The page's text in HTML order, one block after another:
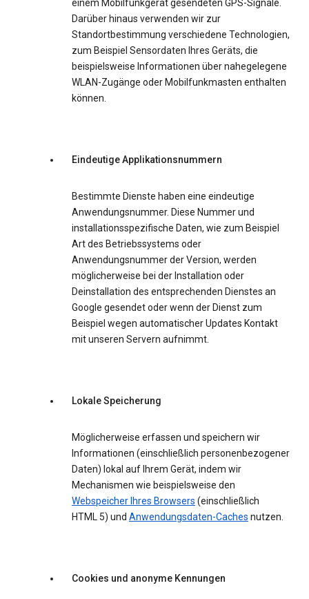
einem Mobilfunkgerät gesendeten GPS-Signale.
Darüber hinaus verwenden wir zur
Standortbestimmung verschiedene Technologien,
zum Beispiel Sensordaten Ihres Geräts, die
beispielsweise Informationen über nahegelegene
WLAN-Zugänge oder Mobilfunkmasten enthalten
können.
Eindeutige Applikationsnummern
Bestimmte Dienste haben eine eindeutige
Anwendungsnummer. Diese Nummer und
installationsspezifische Daten, wie zum Beispiel
Art des Betriebssystems oder
Anwendungsnummer der Version, werden
möglicherweise bei der Installation oder
Deinstallation des entsprechenden Dienstes an
Google gesendet oder wenn der Dienst zum
Beispiel wegen automatischer Updates Kontakt
mit unseren Servern aufnimmt.
Lokale Speicherung
Möglicherweise erfassen und speichern wir
Informationen (einschließlich personenbezogener
Daten) lokal auf Ihrem Gerät, indem wir
Mechanismen wie beispielsweise den
Webspeicher Ihres Browsers (einschließlich
HTML 5) und Anwendungsdaten-Caches nutzen.
Cookies und anonyme Kennungen